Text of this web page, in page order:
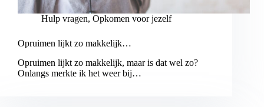
Hulp vragen, Opkomen voor jezelf
Opruimen lijkt zo makkelijk…
Opruimen lijkt zo makkelijk, maar is dat wel zo?
Onlangs merkte ik het weer bij…